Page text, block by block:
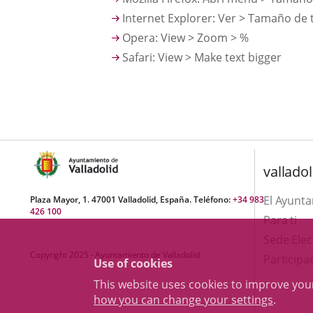
Use of cookies
This website uses cookies to improve
how you can change your settings.
Internet Explorer: Ver > Tamaño
Opera: View > Zoom > %
Safari: View > Make text bigger
Plaza Mayor, 1. 47001 Valladolid, España. Teléfono:+34 983
426 100
Copyright 2025 - Ayuntamiento de Valladolid
El
Para ti